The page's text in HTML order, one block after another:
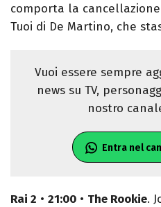
comporta la
Tuoi di De Martino, che
Vuoi essere sempre
news su TV,
nostro
Entra nel
Rai 2 • 21:00 • The Rookie.